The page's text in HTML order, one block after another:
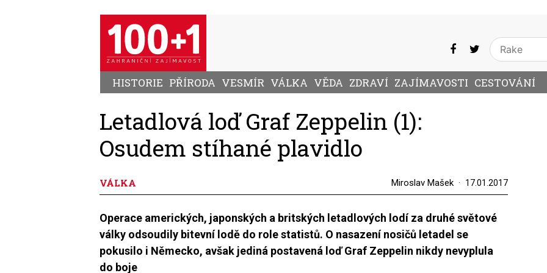
HISTORIE PŘÍRODA VESMÍR VÁLKA VĚDA ZDRAVÍ ZAJÍMAVOSTI CESTOVÁNÍ
Letadlová loď Graf Zeppelin (1):
Osudem stíhané plavidlo
VÁLKA Miroslav Mašek 17.01.2017
Operace amerických, japonských a britských letadlových lodí za druhé světové
války odsoudily bitevní lodě do role statistů. O nasazení nosičů letadel se
pokusilo i Německo, avšak jediná postavená loď Graf Zeppelin nikdy nevyplula
do boje